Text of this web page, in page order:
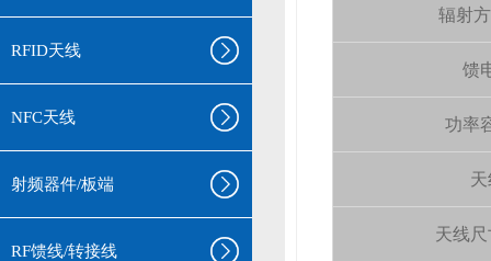
RFID天线
NFC天线
射频器件/板端
RF馈线/转接线
辐射
馈
功率
天
天线尺